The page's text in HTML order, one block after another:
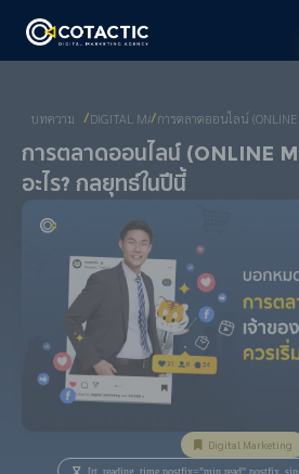
บทความ / DIGITAL MARKETING
/ การตลาดออนไลน์
การตลาดออนไลน์ (Online
อะไร? กลยุทธ์ในปีนี้
Digital Marketing
[rt_reading_time postfix="min read"